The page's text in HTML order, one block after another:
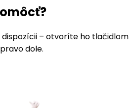
– otvoríte ho tlačidlom
dole.